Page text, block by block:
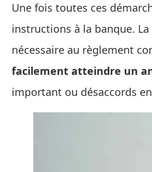
Une fois toutes ces
instructions à la banque.
nécessaire au règlement
facilement atteindre un
important ou désaccords